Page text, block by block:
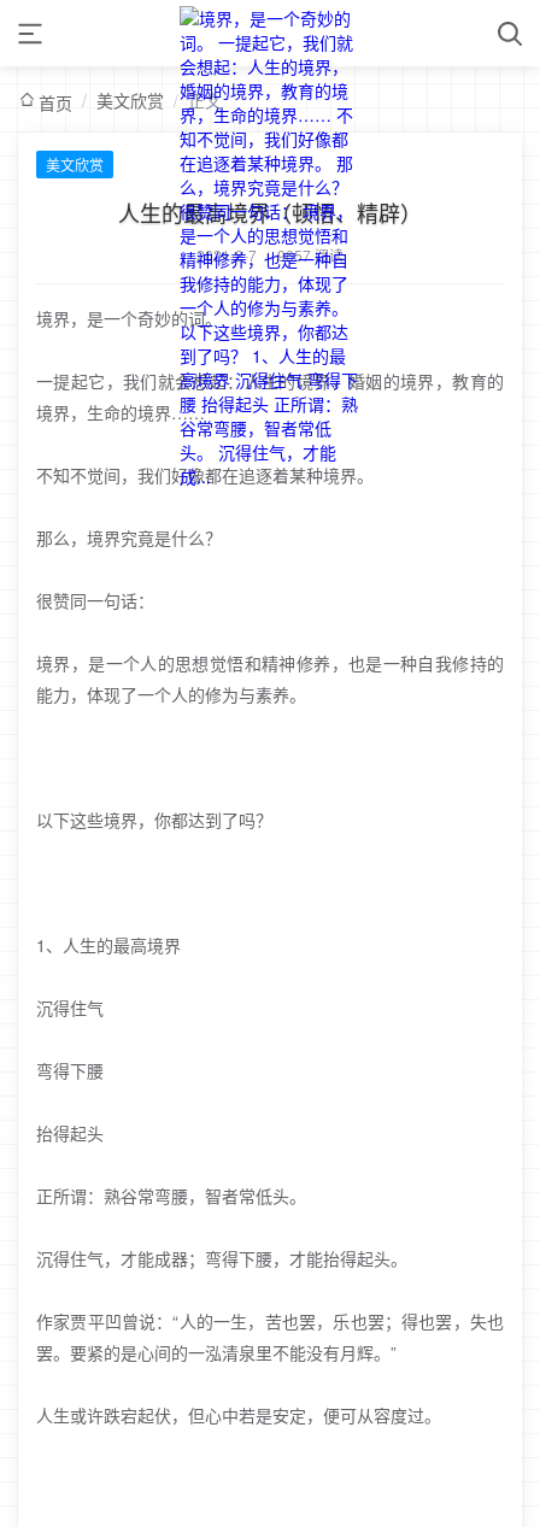
首页 / 美文欣赏 / 正文
美文欣赏
人生的最高境界（顿悟、精辟）
2021-2-7 / 9657 阅读
境界，是一个奇妙的词。
一提起它，我们就会想起：人生的境界，婚姻的境界，教育的
境界，生命的境界……
不知不觉间，我们好像都在追逐着某种境界。
那么，境界究竟是什么？
很赞同一句话：
境界，是一个人的思想觉悟和精神修养，也是一种自我修持的
能力，体现了一个人的修为与素养。
以下这些境界，你都达到了吗？
1、人生的最高境界
沉得住气
弯得下腰
抬得起头
正所谓：熟谷常弯腰，智者常低头。
沉得住气，才能成器；弯得下腰，才能抬得起头。
作家贾平凹曾说：“人的一生，苦也罢，乐也罢；得也罢，失也
罢。要紧的是心间的一泓清泉里不能没有月辉。”
人生或许跌宕起伏，但心中若是安定，便可从容度过。